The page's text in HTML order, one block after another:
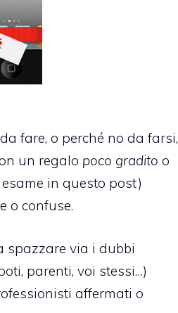
fare, o perché no da farsi,
un regalo poco gradito o
in questo post)
o confuse.
spazzare via i dubbi
parenti, voi stessi…)
affermati o